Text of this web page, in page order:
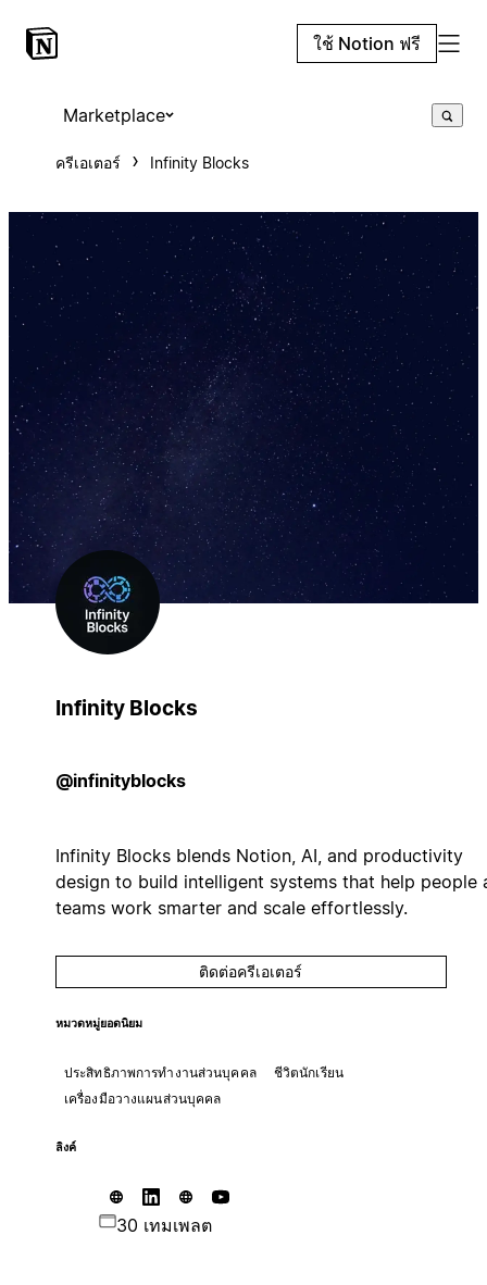
ใช้ Notion ฟรี
Marketplace
ครีเอเตอร์ Infinity Blocks
Infinity Blocks
@infinityblocks
Infinity Blocks blends Notion, AI, and productivity
design to build intelligent systems that help people
teams work smarter and scale effortlessly.
ติดต่อครีเอเตอร์
หมวดหมู่ยอดนิยม
ประสิทธิภาพการทำงานส่วนบุคคล
ชีวิตนักเรียน
เครื่องมือวางแผนส่วนบุคคล
ลิงค์
30 เทมเพลต